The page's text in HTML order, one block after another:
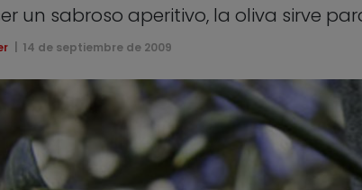
un sabroso aperitivo, la oliva sirve
14 de septiembre de 2009